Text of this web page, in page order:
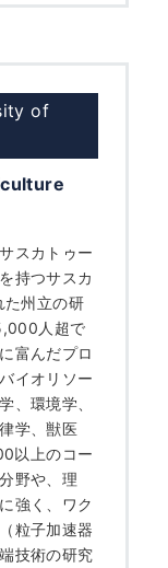
of
スカトゥー
持つサスカ
た州立の研
人超で
富んだプロ
イオリソー
、環境学、
学、獣医
以上のコー
野や、理
強く、ワク
粒子加速器
技術の研究